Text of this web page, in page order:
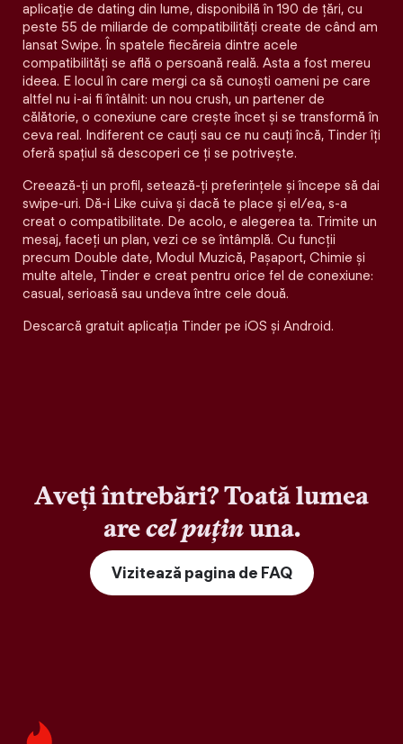
aplicație de dating din lume, disponibilă în 190 de țări, cu
peste 55 de miliarde de compatibilități create de când am
lansat Swipe. În spatele fiecăreia dintre acele
compatibilităţi se află o persoană reală. Asta a fost mereu
ideea. E locul în care mergi ca să cunoști oameni pe care
altfel nu i-ai fi întâlnit: un nou crush, un partener de
călătorie, o conexiune care crește încet și se transformă în
ceva real. Indiferent ce cauți sau ce nu cauți încă, Tinder îți
oferă spațiul să descoperi ce ți se potrivește.
Creează-ți un profil, setează-ți preferințele și începe să dai
swipe-uri. Dă-i Like cuiva și dacă te place și el/ea, s-a
creat o compatibilitate. De acolo, e alegerea ta. Trimite un
mesaj, faceți un plan, vezi ce se întâmplă. Cu funcții
precum Double date, Modul Muzică, Pașaport, Chimie și
multe altele, Tinder e creat pentru orice fel de conexiune:
casual, serioasă sau undeva între cele două.
Descarcă gratuit aplicația Tinder pe iOS și Android.
Aveți întrebări? Toată lumea
arecel puținuna.
Vizitează pagina de FAQ